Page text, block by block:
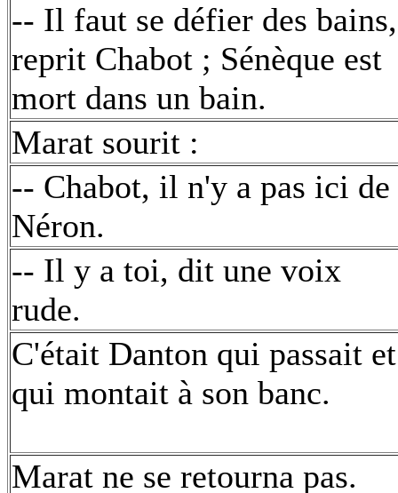
-- Il faut se défier des bains,
reprit Chabot ; Sénèque est
mort dans un bain.
Marat sourit :
-- Chabot, il n'y a pas ici de
Néron.
-- Il y a toi, dit une voix
rude.
C'était Danton qui passait et
qui montait à son banc.
Marat ne se retourna pas.